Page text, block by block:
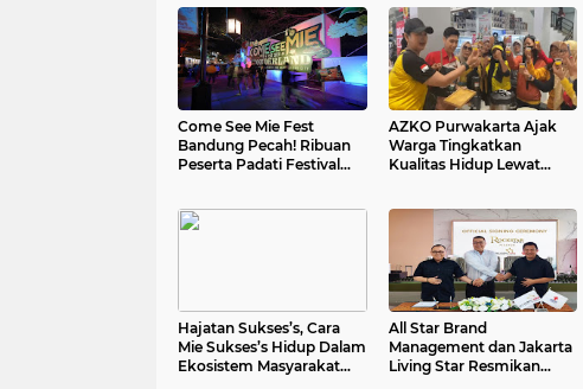
Come See Mie Fest
Bandung Pecah! Ribuan
Peserta Padati Festival
AZKO Purwakarta Ajak
Warga Tingkatkan
Kualitas Hidup Lewat
Hajatan Sukses’s, Cara
Mie Sukses’s Hidup Dalam
Ekosistem Masyarakat
All Star Brand
Management dan Jakarta
Living Star Resmikan